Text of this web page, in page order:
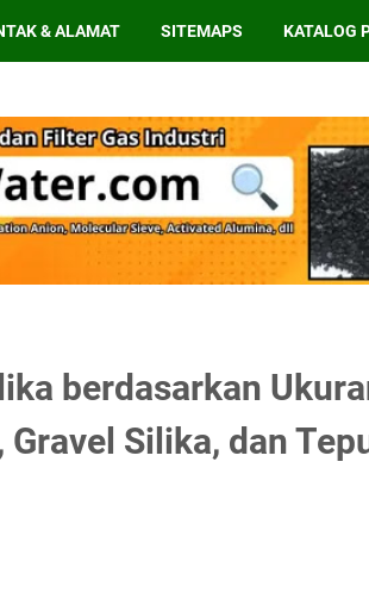
& ALAMAT SITEMAPS KATALOG
berdasarkan
Silika, dan